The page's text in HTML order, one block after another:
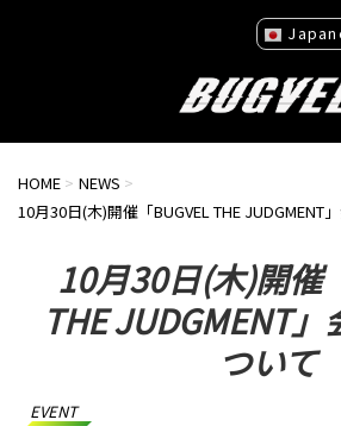
HOME > NEWS >
10月30日(木)開催「BUGVEL THE JUDGMENT
10月30日(木)開催
THE JUDGMENT
ついて
EVENT